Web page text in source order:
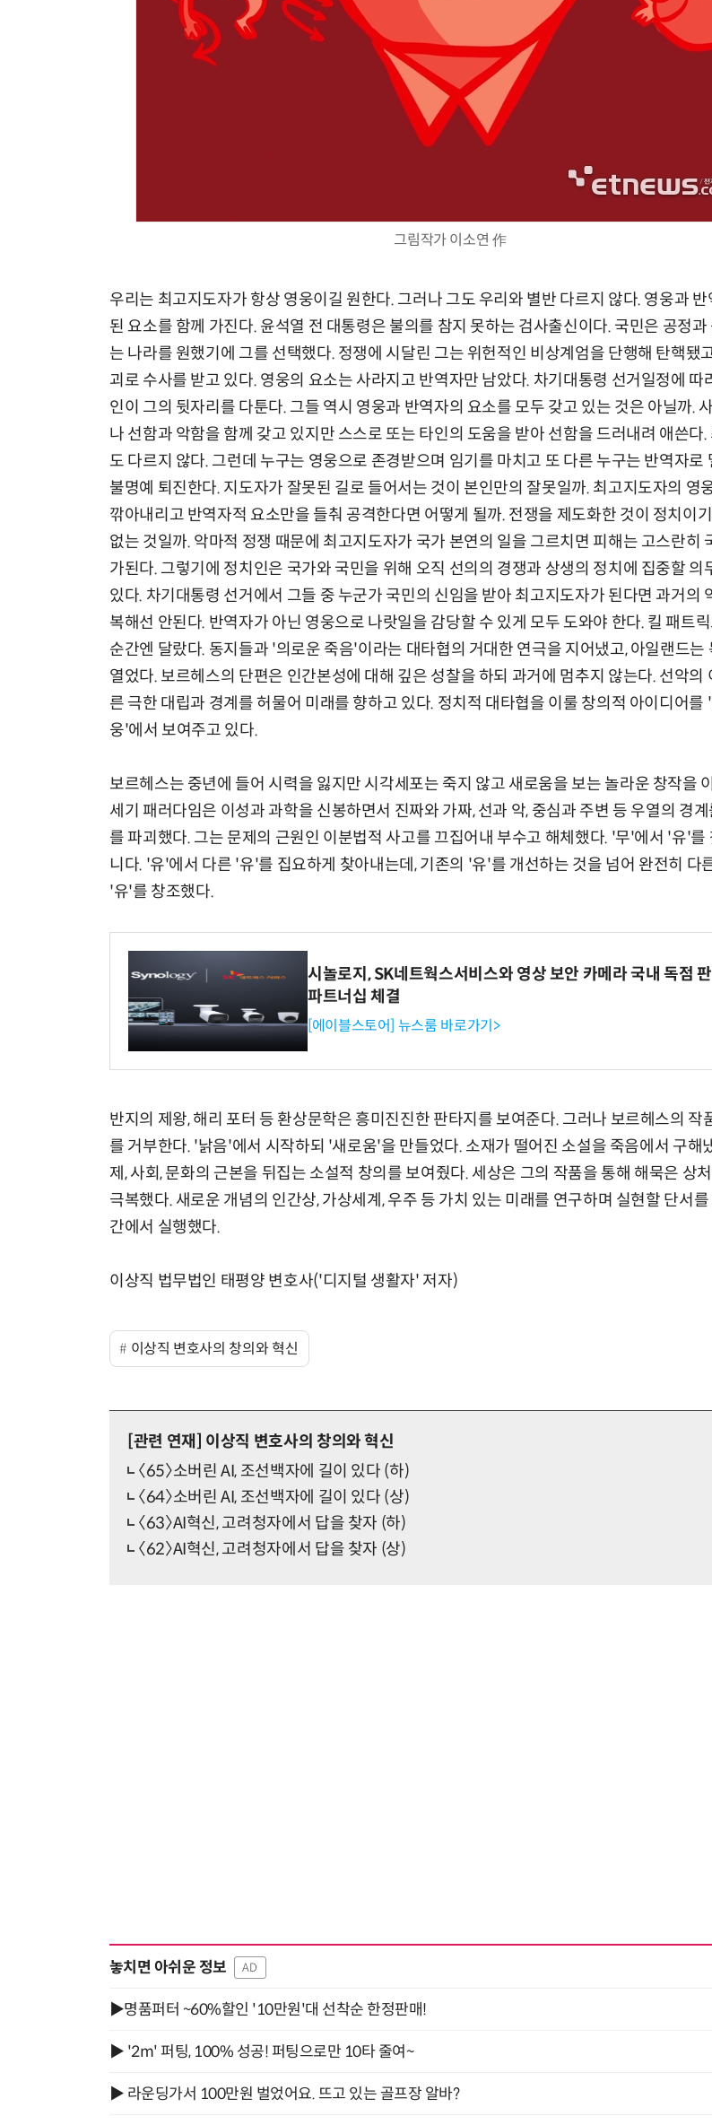
그림작가 이소연 作
우리는 최고지도자가 항상 영웅이길 원한다. 그러나 그도 우리와 별반 다르지 않다. 영웅과
된 요소를 함께 가진다. 윤석열 전 대통령은 불의를 참지 못하는 검사출신이다. 국민은 공정과
는 나라를 원했기에 그를 선택했다. 정쟁에 시달린 그는 위헌적인 비상계엄을 단행해 탄핵됐
괴로 수사를 받고 있다. 영웅의 요소는 사라지고 반역자만 남았다. 차기대통령 선거일정에 따
인이 그의 뒷자리를 다툰다. 그들 역시 영웅과 반역자의 요소를 모두 갖고 있는 것은 아닐까.
나 선함과 악함을 함께 갖고 있지만 스스로 또는 타인의 도움을 받아 선함을 드러내려 애쓴다
도 다르지 않다. 그런데 누구는 영웅으로 존경받으며 임기를 마치고 또 다른 누구는 반역자로
불명예 퇴진한다. 지도자가 잘못된 길로 들어서는 것이 본인만의 잘못일까. 최고지도자의 영
깎아내리고 반역자적 요소만을 들춰 공격한다면 어떻게 될까. 전쟁을 제도화한 것이 정치이
없는 것일까. 악마적 정쟁 때문에 최고지도자가 국가 본연의 일을 그르치면 피해는 고스란히
가된다. 그렇기에 정치인은 국가와 국민을 위해 오직 선의의 경쟁과 상생의 정치에 집중할 의
있다. 차기대통령 선거에서 그들 중 누군가 국민의 신임을 받아 최고지도자가 된다면 과거의
복해선 안된다. 반역자가 아닌 영웅으로 나랏일을 감당할 수 있게 모두 도와야 한다. 킬 패트
순간엔 달랐다. 동지들과 '의로운 죽음'이라는 대타협의 거대한 연극을 지어냈고, 아일랜드는
열었다. 보르헤스의 단편은 인간본성에 대해 깊은 성찰을 하되 과거에 멈추지 않는다. 선악의
른 극한 대립과 경계를 허물어 미래를 향하고 있다. 정치적 대타협을 이룰 창의적 아이디어를
웅'에서 보여주고 있다.
보르헤스는 중년에 들어 시력을 잃지만 시각세포는 죽지 않고 새로움을 보는 놀라운 창작을
세기 패러다임은 이성과 과학을 신봉하면서 진짜와 가짜, 선과 악, 중심과 주변 등 우열의 경
를 파괴했다. 그는 문제의 근원인 이분법적 사고를 끄집어내 부수고 해체했다. '무'에서 '유'를
니다. '유'에서 다른 '유'를 집요하게 찾아내는데, 기존의 '유'를 개선하는 것을 넘어 완전히 다
'유'를 창조했다.
시놀로지, SK네트웍스서비스와 영상 보안 카메라 국내 독점
파트너십 체결
[에이블스토어] 뉴스룸 바로가기>
반지의 제왕, 해리 포터 등 환상문학은 흥미진진한 판타지를 보여준다. 그러나 보르헤스의 작
를 거부한다. '낡음'에서 시작하되 '새로움'을 만들었다. 소재가 떨어진 소설을 죽음에서 구해
제, 사회, 문화의 근본을 뒤집는 소설적 창의를 보여줬다. 세상은 그의 작품을 통해 해묵은 상
극복했다. 새로운 개념의 인간상, 가상세계, 우주 등 가치 있는 미래를 연구하며 실현할 단서
간에서 실행했다.
이상직 법무법인 태평양 변호사('디지털 생활자' 저자)
이상직 변호사의 창의와 혁신
[관련 연재]
이상직 변호사의 창의와 혁신
〈65〉소버린 AI, 조선백자에 길이 있다 (하)
〈64〉소버린 AI, 조선백자에 길이 있다 (상)
〈63〉AI혁신, 고려청자에서 답을 찾자 (하)
〈62〉AI혁신, 고려청자에서 답을 찾자 (상)
놓치면 아쉬운 정보 AD
▶명품퍼터 ~60%할인 '10만원'대 선착순 한정판매!
▶ '2m' 퍼팅, 100% 성공! 퍼팅으로만 10타 줄여~
▶ 라운딩가서 100만원 벌었어요. 뜨고 있는 골프장 알바?